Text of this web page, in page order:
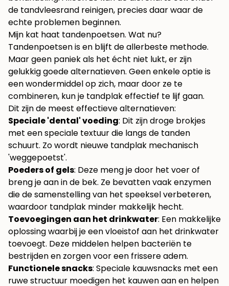
de tandvleesrand reinigen, precies daar waar de
echte problemen beginnen.
Mijn kat haat tandenpoetsen. Wat nu?
Tandenpoetsen is en blijft de allerbeste methode.
Maar geen paniek als het écht niet lukt, er zijn
gelukkig goede alternatieven. Geen enkele optie is
een wondermiddel op zich, maar door ze te
combineren, kun je tandplak effectief te lijf gaan.
Dit zijn de meest effectieve alternatieven:
Speciale 'dental' voeding: Dit zijn droge brokjes
met een speciale textuur die langs de tanden
schuurt. Zo wordt nieuwe tandplak mechanisch
'weggepoetst'.
Poeders of gels: Deze meng je door het voer of
breng je aan in de bek. Ze bevatten vaak enzymen
die de samenstelling van het speeksel verbeteren,
waardoor tandplak minder makkelijk hecht.
Toevoegingen aan het drinkwater: Een makkelijke
oplossing waarbij je een vloeistof aan het drinkwater
toevoegt. Deze middelen helpen bacteriën te
bestrijden en zorgen voor een frissere adem.
Functionele snacks: Speciale kauwsnacks met een
ruwe structuur moedigen het kauwen aan en helpen